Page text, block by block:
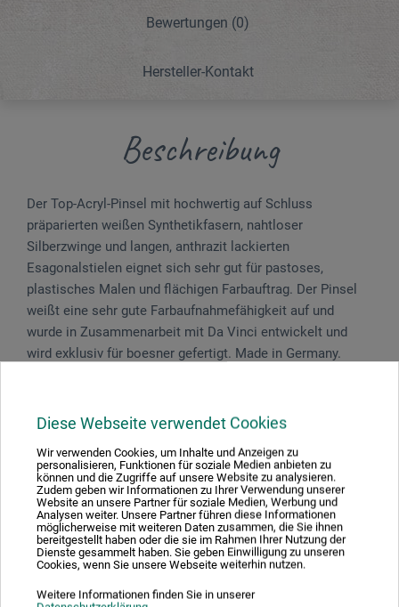
Diese Webseite verwendet Cookies
Wir verwenden Cookies, um Inhalte und Anzeigen zu
personalisieren, Funktionen für soziale Medien anbieten zu
können und die Zugriffe auf unsere Website zu analysieren.
Zudem geben wir Informationen zu Ihrer Verwendung unserer
Website an unsere Partner für soziale Medien, Werbung und
Analysen weiter. Unsere Partner führen diese Informationen
möglicherweise mit weiteren Daten zusammen, die Sie ihnen
bereitgestellt haben oder die sie im Rahmen Ihrer Nutzung der
Dienste gesammelt haben. Sie geben Einwilligung zu unseren
Cookies, wenn Sie unsere Webseite weiterhin nutzen.
Weitere Informationen finden Sie in unserer
Bewertungen (0)
Hersteller-Kontakt
Beschreibung
Der Top-Acryl-Pinsel mit hochwertig auf Schluss
präparierten weißen Syn­thetikfasern, nahtloser
Silberzwinge und langen, anthrazit lackierten
Esagonalstielen eignet sich sehr gut für pastoses,
plastisches Malen und flächigen Farbauftrag. Der Pinsel
weißt eine sehr gute Farbaufnahmefähigkeit auf und
wurde in Zusammenarbeit mit Da Vinci entwickelt und
wird exklusiv für boesner gefertigt. Made in Germany.
Größen 4, 8, 10, 12 und 16.
Produktbewertungen (0)
Schreiben Sie die erste Bewertung zu diesem Produkt